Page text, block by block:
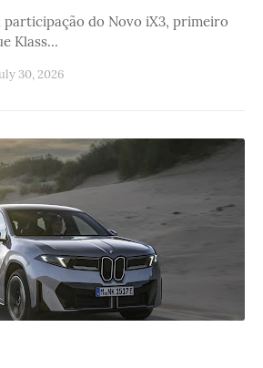
participação do Novo iX3, primeiro
Klass…
30, 2026